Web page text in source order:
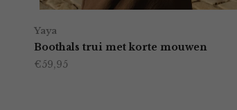
Yaya
Boothals trui met korte mouwen
€59,95